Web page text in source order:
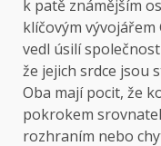
k patě známějším
klíčovým
vedl úsilí
že jejich srdce jsou
Oba mají pocit, že
pokrokem
rozhraním nebo